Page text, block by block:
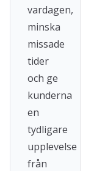
vardagen,
minska
missade
tider
och ge
kunderna
en
tydligare
upplevelse
från